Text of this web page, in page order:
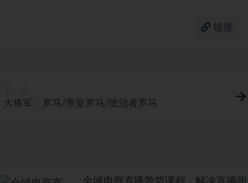
链接
大将军：罗马/帝皇罗马/统治者罗马